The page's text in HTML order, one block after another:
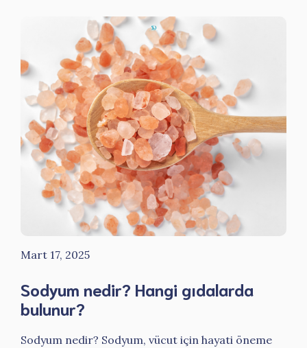
Mart 17, 2025
Sodyum nedir? Hangi gıdalarda
bulunur?
Sodyum nedir? Sodyum, vücut için hayati öneme